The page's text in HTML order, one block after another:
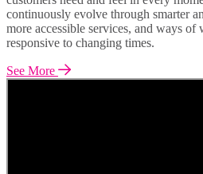
continuously evolve through smarter
more accessible services, and ways
responsive to changing times.
See More